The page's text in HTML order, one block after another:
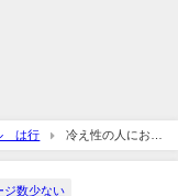
は行
冷え性の人におす
改善、対策「冷え性のあな
ジ数少ない